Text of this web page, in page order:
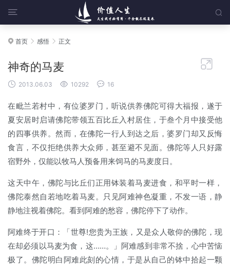
 
 首页  感悟  正文

神奇的马麦
 2013.06.03  10292  16
在毗兰若村中，有位婆罗门，听说供养佛陀可得大福报，遂于
夏安居时启请佛陀带领五百比丘入村居住，于叁个月中接受他
的四事供养。然而，在佛陀一行人到达之后，婆罗门却又反悔
食言，不仅拒绝供养大众师，甚至避不见面。佛陀等人只好露
宿野外，仅能以牧马人预备用来饲马的马麦度日。
这天中午，佛陀与比丘们正用钵装着马麦进食，和平时一样，
佛陀泰然自若地吃着马麦。只见阿难神色凝重，不发一语，静
静地注视着佛陀。看到阿难的愁容，佛陀停下了动作。
阿难终于开口：「世尊!您贵为王族，又是众人敬仰的佛陀，现
在却必须以马麦为食，这……。」阿难感到非常不捨，心中苦恼
极了。佛陀明白阿难此刻的心情，于是从自己的钵中拾起一颗